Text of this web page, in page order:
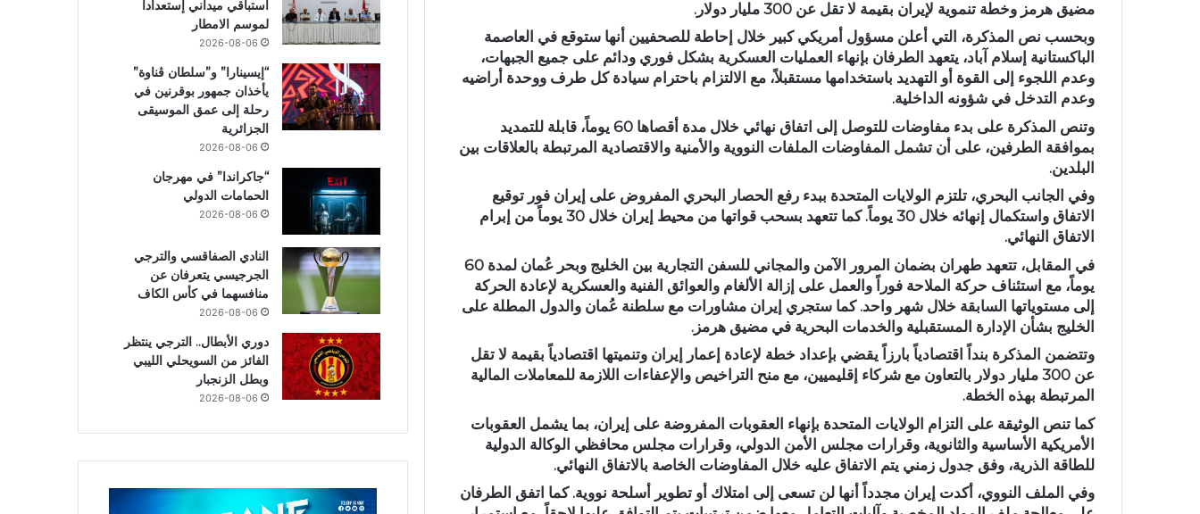
مضيق هرمز وخطة تنموية لإيران بقيمة لا تقل عن 300 مليار دولار.
وبحسب نص المذكرة، التي أعلن مسؤول أمريكي كبير خلال إحاطة للصحفيين أنها ستوقع في العاصمة
الباكستانية إسلام آباد، يتعهد الطرفان بإنهاء العمليات العسكرية بشكل فوري ودائم على جميع الجبهات،
وعدم اللجوء إلى القوة أو التهديد باستخدامها مستقبلاً، مع الالتزام باحترام سيادة كل طرف ووحدة أراضيه
وعدم التدخل في شؤونه الداخلية.
وتنص المذكرة على بدء مفاوضات للتوصل إلى اتفاق نهائي خلال مدة أقصاها 60 يوماً، قابلة للتمديد
بموافقة الطرفين، على أن تشمل المفاوضات الملفات النووية والأمنية والاقتصادية المرتبطة بالعلاقات بين
البلدين.
وفي الجانب البحري، تلتزم الولايات المتحدة ببدء رفع الحصار البحري المفروض على إيران فور توقيع
الاتفاق واستكمال إنهائه خلال 30 يوماً. كما تتعهد بسحب قواتها من محيط إيران خلال 30 يوماً من إبرام
الاتفاق النهائي.
في المقابل، تتعهد طهران بضمان المرور الآمن والمجاني للسفن التجارية بين الخليج وبحر عُمان لمدة 60
يوماً، مع استئناف حركة الملاحة فوراً والعمل على إزالة الألغام والعوائق الفنية والعسكرية لإعادة الحركة
إلى مستوياتها السابقة خلال شهر واحد. كما ستجري إيران مشاورات مع سلطنة عُمان والدول المطلة على
الخليج بشأن الإدارة المستقبلية والخدمات البحرية في مضيق هرمز.
وتتضمن المذكرة بنداً اقتصادياً بارزاً يقضي بإعداد خطة لإعادة إعمار إيران وتنميتها اقتصادياً بقيمة لا تقل
عن 300 مليار دولار بالتعاون مع شركاء إقليميين، مع منح التراخيص والإعفاءات اللازمة للمعاملات المالية
المرتبطة بهذه الخطة.
كما تنص الوثيقة على التزام الولايات المتحدة بإنهاء العقوبات المفروضة على إيران، بما يشمل العقوبات
الأمريكية الأساسية والثانوية، وقرارات مجلس الأمن الدولي، وقرارات مجلس محافظي الوكالة الدولية
للطاقة الذرية، وفق جدول زمني يتم الاتفاق عليه خلال المفاوضات الخاصة بالاتفاق النهائي.
وفي الملف النووي، أكدت إيران مجدداً أنها لن تسعى إلى امتلاك أو تطوير أسلحة نووية. كما اتفق الطرفان
استباقي ميداني إستعدادا
لموسم الامطار
2026-08-06
“إيسينارا” و”سلطان ڤناوة”
يأخذان جمهور بوقرنين في
رحلة إلى عمق الموسيقى
الجزائرية
2026-08-06
“جاكراندا” في مهرجان
الحمامات الدولي
2026-08-06
النادي الصفاقسي والترجي
الجرجيسي يتعرفان عن
منافسهما في كأس الكاف
2026-08-06
دوري الأبطال.. الترجي ينتظر
الفائز من السويحلي الليبي
وبطل الزنجبار
2026-08-06